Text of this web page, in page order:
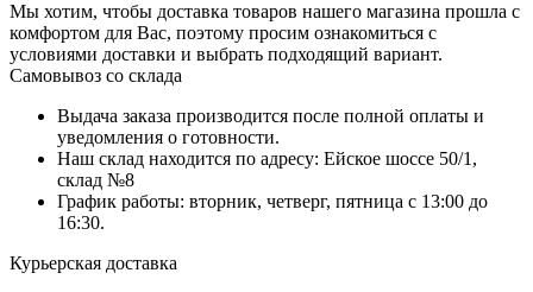
Мы хотим, чтобы доставка товаров нашего магазина прошла с
комфортом для Вас, поэтому просим ознакомиться с
условиями доставки и выбрать подходящий вариант.
Самовывоз со склада
Выдача заказа производится после полной оплаты и
уведомления о готовности.
Наш склад находится по адресу: Ейское шоссе 50/1,
склад №8
График работы: вторник, четверг, пятница с 13:00 до
16:30.
Курьерская доставка